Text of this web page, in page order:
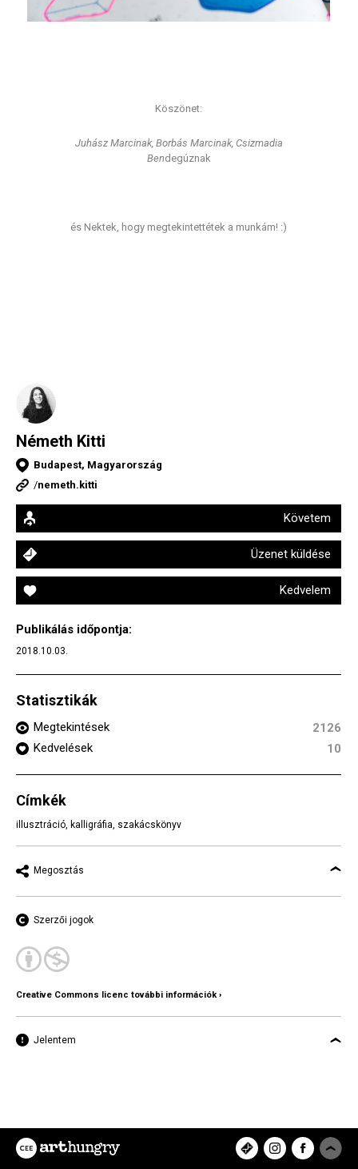
Köszönet:
Juhász Marcinak​, Borbás Marcinak, Csizmadia
Bendegúznak
és Nektek, hogy megtekintettétek a munkám! :)
Németh Kitti
Budapest, Magyarország
/nemeth.kitti
Követem
Üzenet küldése
Kedvelem
Publikálás időpontja:
2018.10.03.
Statisztikák
Megtekintések
2126
Kedvelések
10
Címkék
illusztráció kalligráfia szakácskönyv
Megosztás
Szerzői jogok
Creative Commons licenc további információk ›
Jelentem